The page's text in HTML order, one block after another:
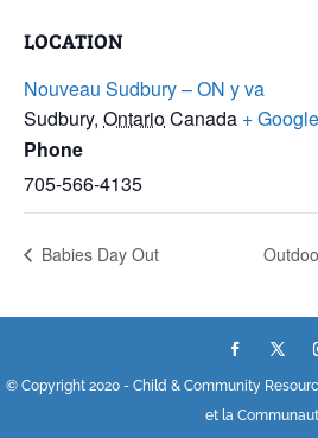
LOCATION
Nouveau Sudbury – ON y va
Sudbury, OntarioCanada +
Phone
705-566-4135
Babies Day Out
© Copyright 2020 - Child & Community
et la